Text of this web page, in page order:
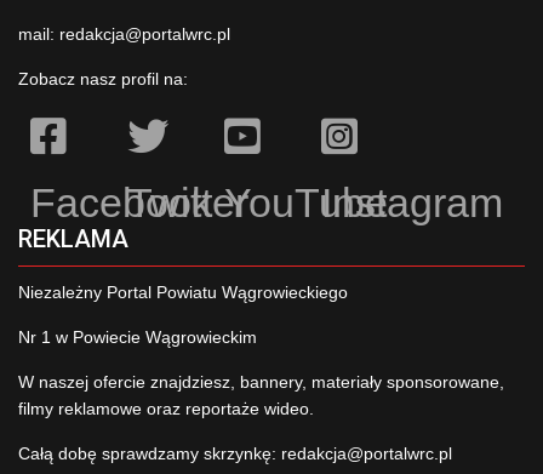
mail: redakcja@portalwrc.pl
Zobacz nasz profil na:
Facebook
TwitterYouTubeInstagram
REKLAMA
Niezależny Portal Powiatu Wągrowieckiego
Nr 1 w Powiecie Wągrowieckim
W naszej ofercie znajdziesz, bannery, materiały sponsorowane,
filmy reklamowe oraz reportaże wideo.
Całą dobę sprawdzamy skrzynkę: redakcja@portalwrc.pl